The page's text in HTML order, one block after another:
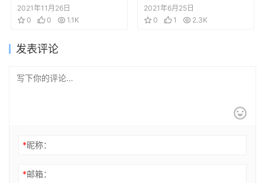
视觉书
2021年11月26日
0
0 1.1K
Zakki
2021年6月25日
0
1 2.3K
发表评论
*昵称：
*邮箱：